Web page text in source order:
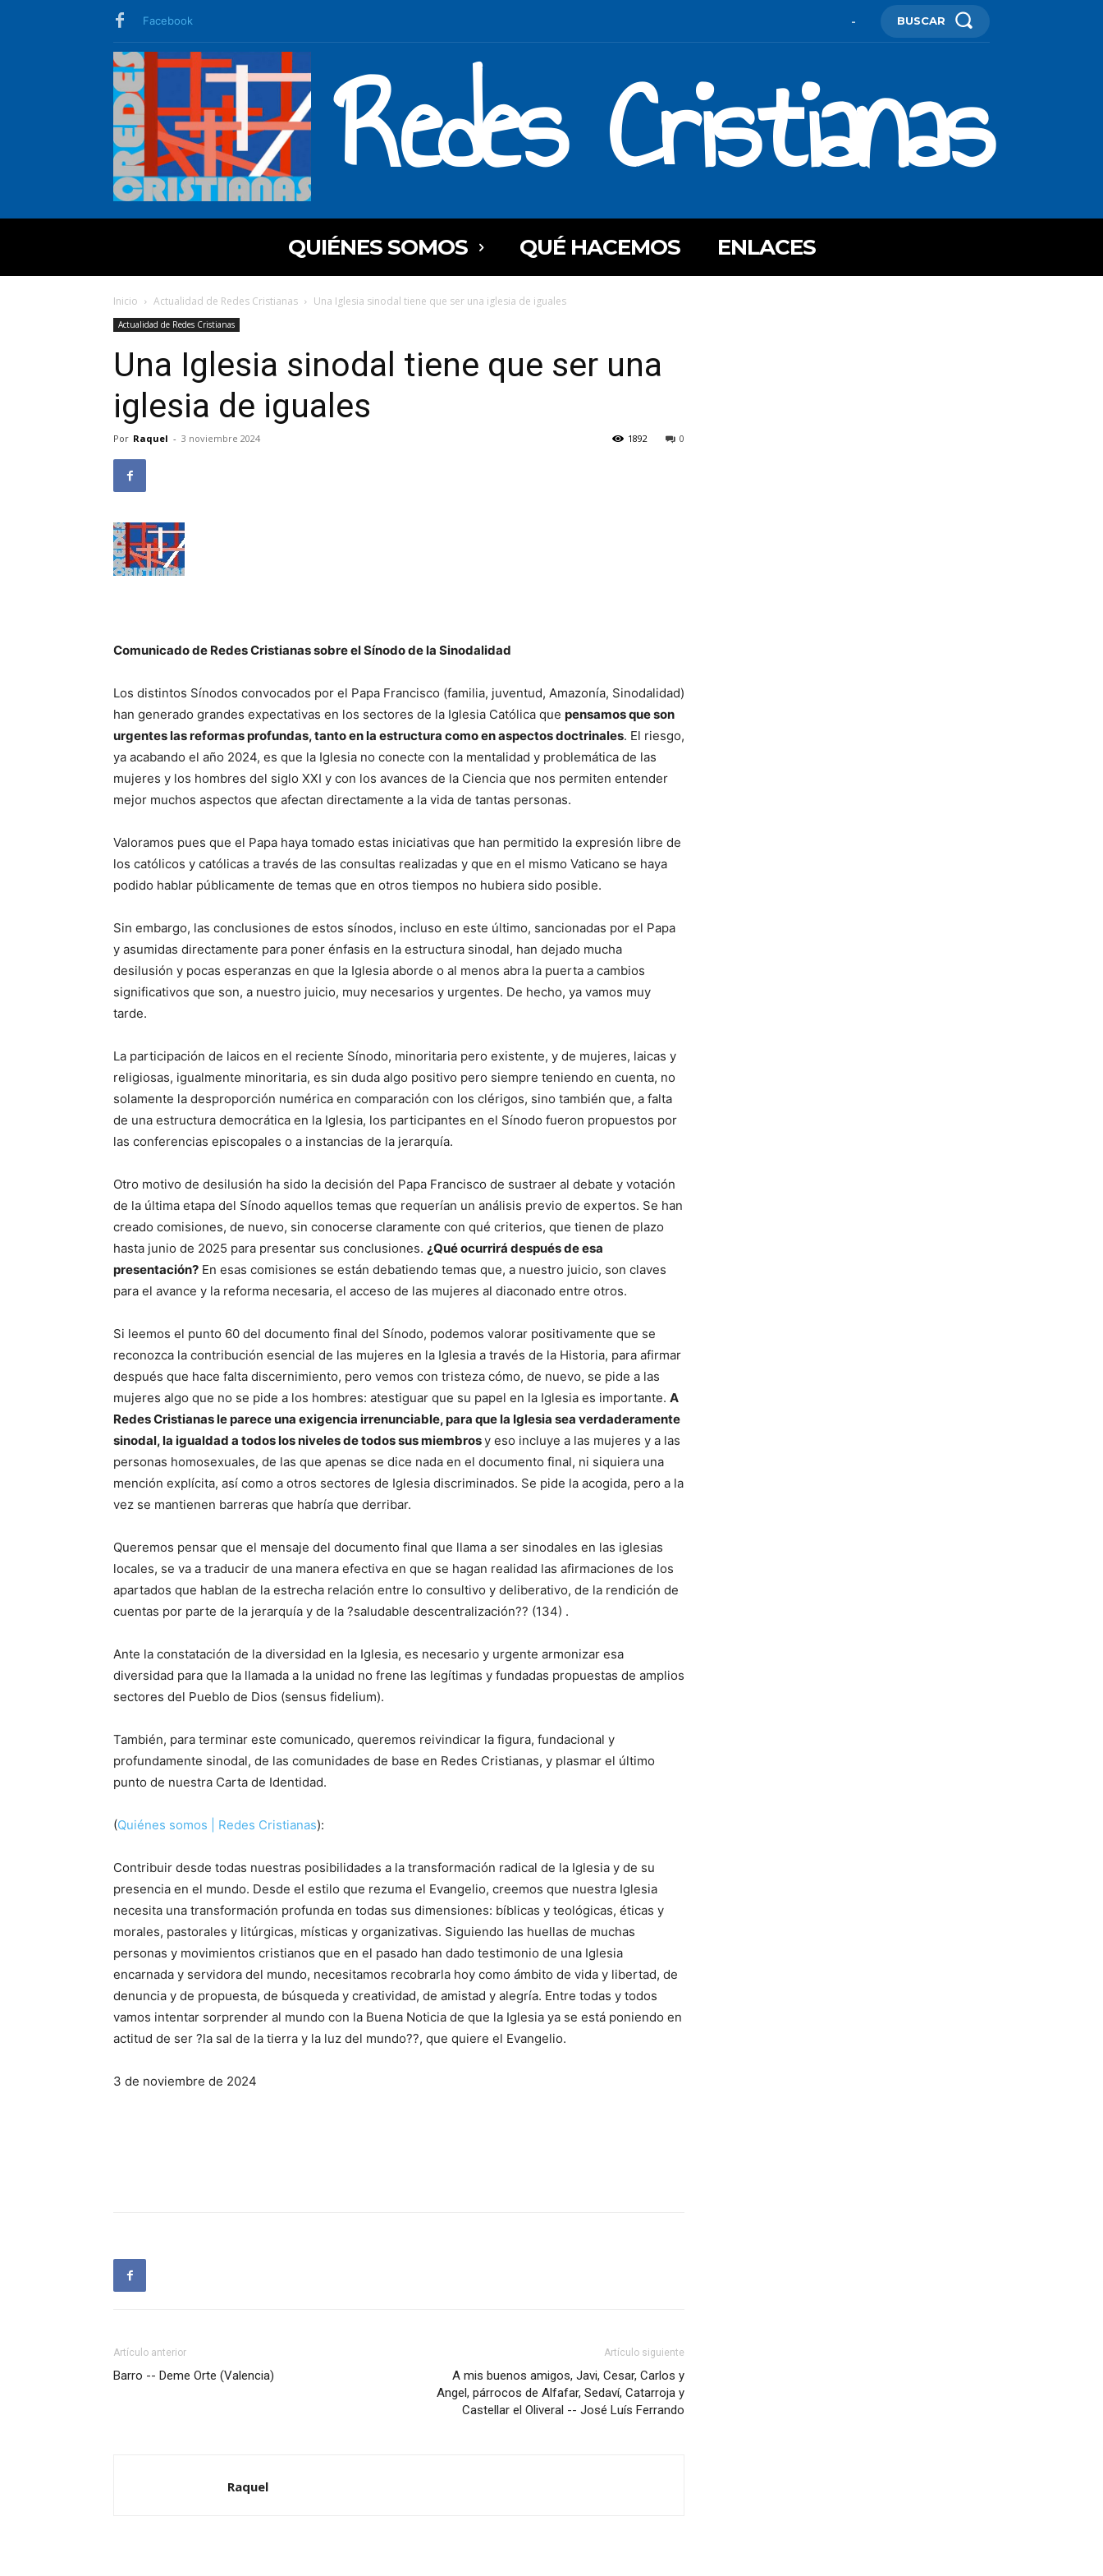
Facebook - BUSCAR
Redes Cristianas
QUIÉNES SOMOS QUÉ HACEMOS ENLACES
Inicio Actualidad de Redes Cristianas Una Iglesia sinodal tiene que ser una iglesia de iguales
Actualidad de Redes Cristianas
Una Iglesia sinodal tiene que ser una
iglesia de iguales
Por Raquel - 3 noviembre 2024 0
1892
Comunicado de Redes Cristianas sobre el Sínodo de la Sinodalidad
Los distintos Sínodos convocados por el Papa Francisco (familia, juventud, Amazonía, Sinodalidad)
han generado grandes expectativas en los sectores de la Iglesia Católica que pensamos que son
urgentes las reformas profundas, tanto en la estructura como en aspectos doctrinales. El riesgo,
ya acabando el año 2024, es que la Iglesia no conecte con la mentalidad y problemática de las
mujeres y los hombres del siglo XXI y con los avances de la Ciencia que nos permiten entender
mejor muchos aspectos que afectan directamente a la vida de tantas personas.
Valoramos pues que el Papa haya tomado estas iniciativas que han permitido la expresión libre de
los católicos y católicas a través de las consultas realizadas y que en el mismo Vaticano se haya
podido hablar públicamente de temas que en otros tiempos no hubiera sido posible.
Sin embargo, las conclusiones de estos sínodos, incluso en este último, sancionadas por el Papa
y asumidas directamente para poner énfasis en la estructura sinodal, han dejado mucha
desilusión y pocas esperanzas en que la Iglesia aborde o al menos abra la puerta a cambios
significativos que son, a nuestro juicio, muy necesarios y urgentes. De hecho, ya vamos muy
tarde.
La participación de laicos en el reciente Sínodo, minoritaria pero existente, y de mujeres, laicas y
religiosas, igualmente minoritaria, es sin duda algo positivo pero siempre teniendo en cuenta, no
solamente la desproporción numérica en comparación con los clérigos, sino también que, a falta
de una estructura democrática en la Iglesia, los participantes en el Sínodo fueron propuestos por
las conferencias episcopales o a instancias de la jerarquía.
Otro motivo de desilusión ha sido la decisión del Papa Francisco de sustraer al debate y votación
de la última etapa del Sínodo aquellos temas que requerían un análisis previo de expertos. Se han
creado comisiones, de nuevo, sin conocerse claramente con qué criterios, que tienen de plazo
hasta junio de 2025 para presentar sus conclusiones. ¿Qué ocurrirá después de esa
presentación? En esas comisiones se están debatiendo temas que, a nuestro juicio, son claves
para el avance y la reforma necesaria, el acceso de las mujeres al diaconado entre otros.
Si leemos el punto 60 del documento final del Sínodo, podemos valorar positivamente que se
reconozca la contribución esencial de las mujeres en la Iglesia a través de la Historia, para afirmar
después que hace falta discernimiento, pero vemos con tristeza cómo, de nuevo, se pide a las
mujeres algo que no se pide a los hombres: atestiguar que su papel en la Iglesia es importante. A
Redes Cristianas le parece una exigencia irrenunciable, para que la Iglesia sea verdaderamente
sinodal, la igualdad a todos los niveles de todos sus miembrosy eso incluye a las mujeres y a las
personas homosexuales, de las que apenas se dice nada en el documento final, ni siquiera una
mención explícita, así como a otros sectores de Iglesia discriminados. Se pide la acogida, pero a la
vez se mantienen barreras que habría que derribar.
Queremos pensar que el mensaje del documento final que llama a ser sinodales en las iglesias
locales, se va a traducir de una manera efectiva en que se hagan realidad las afirmaciones de los
apartados que hablan de la estrecha relación entre lo consultivo y deliberativo, de la rendición de
cuentas por parte de la jerarquía y de la ?saludable descentralización?? (134) .
Ante la constatación de la diversidad en la Iglesia, es necesario y urgente armonizar esa
diversidad para que la llamada a la unidad no frene las legítimas y fundadas propuestas de amplios
sectores del Pueblo de Dios (sensus fidelium).
También, para terminar este comunicado, queremos reivindicar la figura, fundacional y
profundamente sinodal, de las comunidades de base en Redes Cristianas, y plasmar el último
punto de nuestra Carta de Identidad.
(Quiénes somos | Redes Cristianas):
Contribuir desde todas nuestras posibilidades a la transformación radical de la Iglesia y de su
presencia en el mundo. Desde el estilo que rezuma el Evangelio, creemos que nuestra Iglesia
necesita una transformación profunda en todas sus dimensiones: bíblicas y teológicas, éticas y
morales, pastorales y litúrgicas, místicas y organizativas. Siguiendo las huellas de muchas
personas y movimientos cristianos que en el pasado han dado testimonio de una Iglesia
encarnada y servidora del mundo, necesitamos recobrarla hoy como ámbito de vida y libertad, de
denuncia y de propuesta, de búsqueda y creatividad, de amistad y alegría. Entre todas y todos
vamos intentar sorprender al mundo con la Buena Noticia de que la Iglesia ya se está poniendo en
actitud de ser ?la sal de la tierra y la luz del mundo??, que quiere el Evangelio.
3 de noviembre de 2024
Artículo anterior
Barro -- Deme Orte (Valencia)
Artículo siguiente
A mis buenos amigos, Javi, Cesar, Carlos y
Angel, párrocos de Alfafar, Sedaví, Catarroja y
Castellar el Oliveral -- José Luís Ferrando
Raquel